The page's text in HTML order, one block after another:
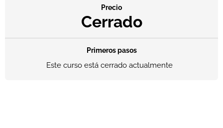
Precio
Cerrado
Primeros pasos
Este curso está cerrado actualmente